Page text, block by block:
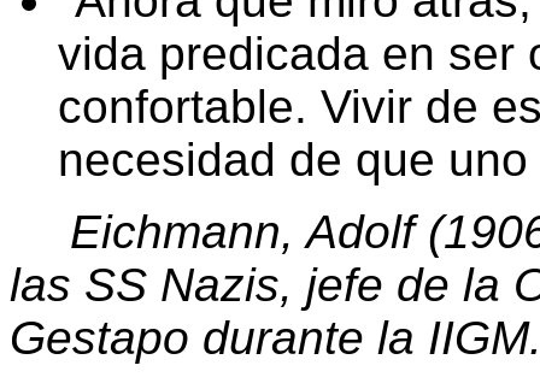
vida predicada en ser
confortable. Vivir de
necesidad de que
Eichmann, Adolf
las SS Nazis, jefe de la
Gestapo durante la